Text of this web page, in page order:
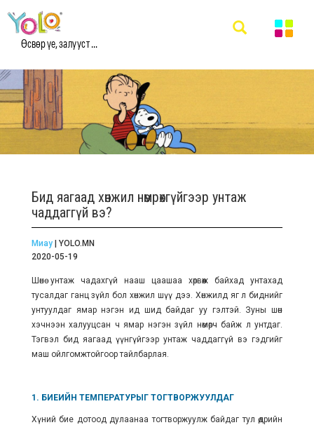
Өсвөр үе, залууст ...
Бид яагаад хөнжил нөмрөхгүйгээр унтаж
чаддаггүй вэ?
Миау| YOLO.MN
2020-05-19
Шөнө унтаж чадахгүй нааш цаашаа хөрвөөж байхад унтахад
тусалдаг ганц зүйл бол хөнжил шүү дээ. Хөнжилд яг л биднийг
унтуулдаг ямар нэгэн ид шид байдаг уу гэлтэй. Зуны шөнө
хэчнээн халууцсан ч ямар нэгэн зүйл нөмөрч байж л унтдаг.
Тэгвэл бид яагаад үүнгүйгээр унтаж чаддаггүй вэ гэдгийг
маш ойлгомжтойгоор тайлбарлая.
1. БИЕИЙН ТЕМПЕРАТУРЫГ ТОГТВОРЖУУЛДАГ
Хүний бие дотоод дулаанаа тогтворжуулж байдаг тул өдрийн